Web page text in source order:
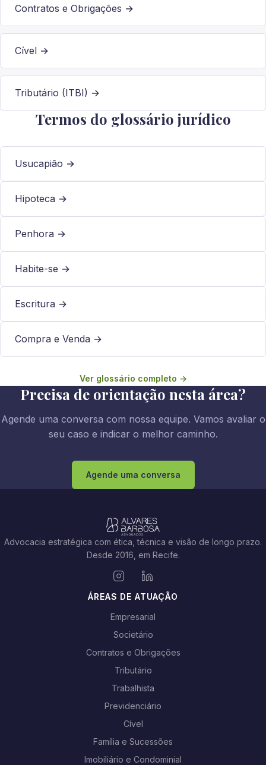
Contratos e Obrigações →
Cível →
Tributário (ITBI) →
Termos do glossário jurídico
Usucapião →
Hipoteca →
Penhora →
Habite-se →
Escritura →
Compra e Venda →
Ver glossário completo →
Precisa de orientação nesta área?
Agende uma conversa com nossa equipe. Vamos avaliar o
seu caso e indicar o melhor caminho.
Agende uma conversa
Advocacia estratégica com ética, técnica e visão de longo prazo.
Desde 2016, em Recife.
ÁREAS DE ATUAÇÃO
Empresarial
Societário
Contratos e Obrigações
Tributário
Trabalhista
Previdenciário
Cível
Família e Sucessões
Imobiliário e Condominial